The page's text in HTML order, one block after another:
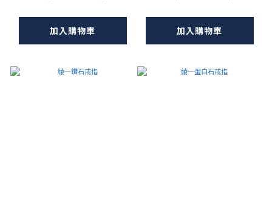
加入購物車 加入購物車